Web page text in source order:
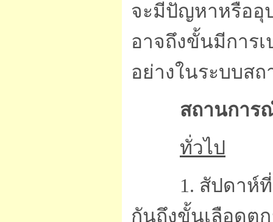
จะมีปัญหาหรืออุ
อาจถึงขั้นมีการ
อย่างในระบบสถ
สถานการ
ทั่วไป
1. สัปดาห์ที่แ
กันถึงขั้นเลือดต